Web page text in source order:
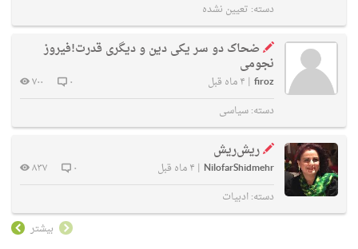
دسته: تعیین نشده
ضحاک دو سر یکی دین و دیگری قدرت!فیروز
نجومی
firoz
| ۴ ماه قبل ۰
۷۰۰
دسته:سیاسی
ریش‌ریش
NilofarShidmehr
| ۴ ماه قبل ۰
۸۳۷
دسته:ادبیات
بیشتر